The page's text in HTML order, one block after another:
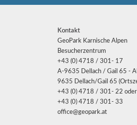
Kontakt
GeoPark Karnische Alpen
Besucherzentrum
+43 (0) 4718 / 301- 17
A-9635 Dellach / Gail 65 -
9635 Dellach/Gail 65
+43 (0) 4718 / 301- 22 oder
+43 (0) 4718 / 301- 33
office@geopark.at